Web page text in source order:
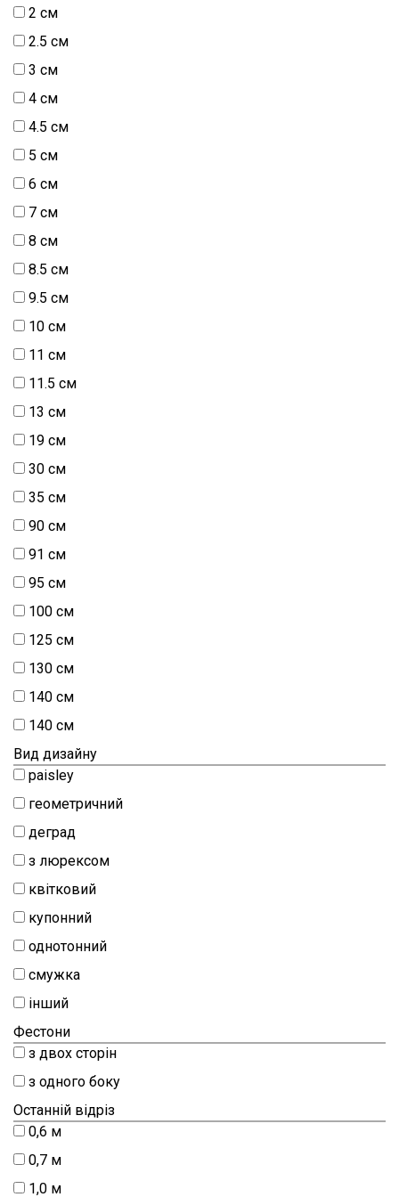
натуральний
Шиття
Штапель
Шифон
2 см
2.5 см
3 см
4 см
4.5 см
5 см
6 см
7 см
8 см
8.5 см
9.5 см
10 см
11 см
11.5 см
13 см
19 см
30 см
35 см
90 см
91 см
95 см
100 см
125 см
130 см
140 см
140 см
Вид дизайну
paisley
геометричний
деград
з люрексом
квітковий
купонний
однотонний
смужка
інший
Фестони
з двох сторін
з одного боку
Останній відріз
0,6 м
0,7 м
1,0 м